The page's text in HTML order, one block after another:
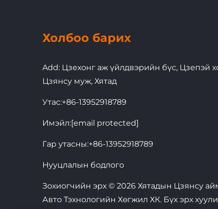
Холбоо барих
Add: Цзехонг аж үйлдвэрийн бүс, Цзепэй
Цзянсу муж, Хятад
Утас:+86-13952918789
Имэйл:[email protected]
Гар утасны:+86-13952918789
Нууцлалын бодлого
Зохиогчийн эрх © 2026 Хятадын Цзянсу
Авто Тэхнологийн Хөгжил ХК. Бүх эрх